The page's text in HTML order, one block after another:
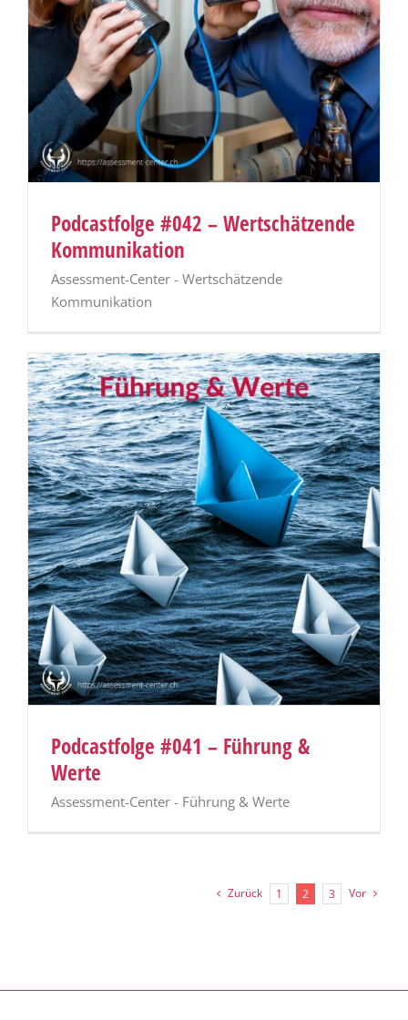
Podcastfolge #042 – Wertschätzende
Kommunikation
Assessment-Center - Wertschätzende
Kommunikation
Podcastfolge #041 – Führung &
Werte
Assessment-Center - Führung & Werte
Zurück 1 2 3 Vor